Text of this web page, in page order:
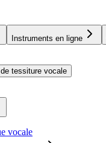
Instruments en ligne
tessiture vocale
vocale